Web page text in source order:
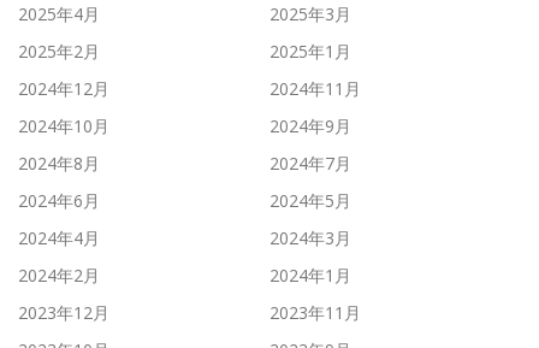
2025年4月
2025年3月
2025年2月
2025年1月
2024年12月
2024年11月
2024年10月
2024年9月
2024年8月
2024年7月
2024年6月
2024年5月
2024年4月
2024年3月
2024年2月
2024年1月
2023年12月
2023年11月